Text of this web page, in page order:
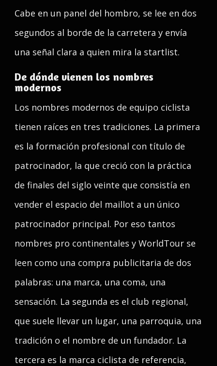
Cabe en un panel del hombro, se lee en dos
segundos al borde de la carretera y envía
una señal clara a quien mira la startlist.
De dónde vienen los nombres
modernos
Los nombres modernos de equipo ciclista
tienen raíces en tres tradiciones. La primera
es la formación profesional con título de
patrocinador, la que creció con la práctica
de finales del siglo veinte que consistía en
vender el espacio del maillot a un único
patrocinador principal. Por eso tantos
nombres pro continentales y WorldTour se
leen como una compra publicitaria de dos
palabras: una marca, una coma, una
sensación. La segunda es el club regional,
que suele llevar un lugar, una parroquia, una
tradición o el nombre de un fundador. La
tercera es la marca ciclista de referencia,